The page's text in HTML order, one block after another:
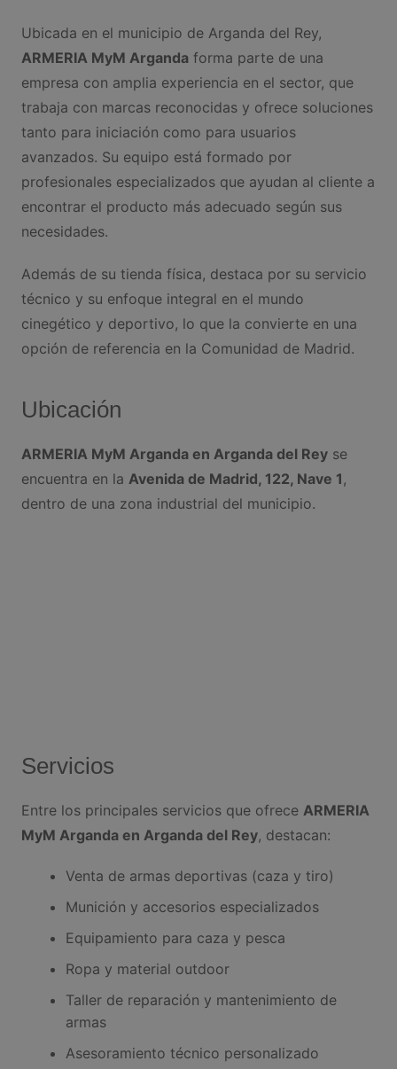
Ubicada en el municipio de Arganda del Rey,
ARMERIA MyM Argandaforma parte de una
empresa con amplia experiencia en el sector, que
trabaja con marcas reconocidas y ofrece soluciones
tanto para iniciación como para usuarios
avanzados. Su equipo está formado por
profesionales especializados que ayudan al cliente a
encontrar el producto más adecuado según sus
necesidades.
Además de su tienda física, destaca por su servicio
técnico y su enfoque integral en el mundo
cinegético y deportivo, lo que la convierte en una
opción de referencia en la Comunidad de Madrid.
Ubicación
ARMERIA MyM Arganda en Arganda del Reyse
encuentra en la Avenida de Madrid, 122, Nave 1 ,
dentro de una zona industrial del municipio.
Servicios
Entre los principales servicios que ofrece ARMERIA
MyM Arganda en Arganda del Rey, destacan:
Venta de armas deportivas (caza y tiro)
Munición y accesorios especializados
Equipamiento para caza y pesca
Ropa y material outdoor
Taller de reparación y mantenimiento de
armas
Asesoramiento técnico personalizado